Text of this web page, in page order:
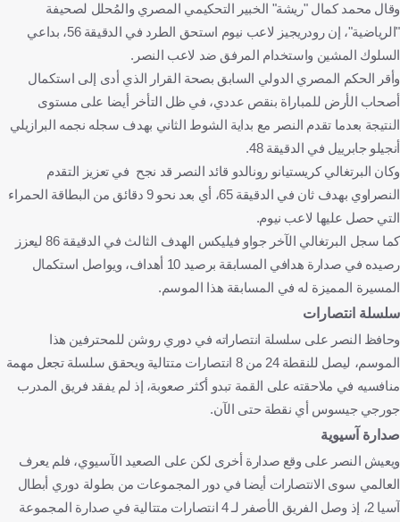
وقال محمد كمال "ريشة" الخبير التحكيمي المصري والمُحلل لصحيفة
"الرياضية"، إن رودريجيز لاعب نيوم استحق الطرد في الدقيقة 56، بداعي
السلوك المشين واستخدام المرفق ضد لاعب النصر.
وأقر الحكم المصري الدولي السابق بصحة القرار الذي أدى إلى استكمال
أصحاب الأرض للمباراة بنقص عددي، في ظل التأخر أيضا على مستوى
النتيجة بعدما تقدم النصر مع بداية الشوط الثاني بهدف سجله نجمه البرازيلي
أنجيلو جابرييل في الدقيقة 48.
وكان البرتغالي كريستيانو رونالدو قائد النصر قد نجح في تعزيز التقدم
النصراوي بهدف ثان في الدقيقة 65، أي بعد نحو 9 دقائق من البطاقة الحمراء
التي حصل عليها لاعب نيوم.
كما سجل البرتغالي الآخر جواو فيليكس الهدف الثالث في الدقيقة 86 ليعزز
رصيده في صدارة هدافي المسابقة برصيد 10 أهداف، ويواصل استكمال
المسيرة المميزة له في المسابقة هذا الموسم.
سلسلة انتصارات
وحافظ النصر على سلسلة انتصاراته في دوري روشن للمحترفين هذا
الموسم، ليصل للنقطة 24 من 8 انتصارات متتالية ويحقق سلسلة تجعل مهمة
منافسيه في ملاحقته على القمة تبدو أكثر صعوبة، إذ لم يفقد فريق المدرب
جورجي جيسوس أي نقطة حتى الآن.
صدارة آسيوية
ويعيش النصر على وقع صدارة أخرى لكن على الصعيد الآسيوي، فلم يعرف
العالمي سوى الانتصارات أيضا في دور المجموعات من بطولة دوري أبطال
آسيا 2، إذ وصل الفريق الأصفر لـ 4 انتصارات متتالية في صدارة المجموعة